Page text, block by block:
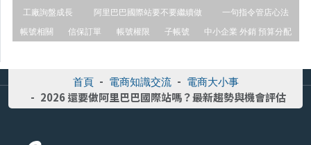
工廠詢盤成長
阿里巴巴國際站要不要繼續做
一句指令管店心法
帳號相關
信保訂單 帳號權限 子帳號 中小企業 外銷 預算分配
首頁 電商知識交流 電商大小事
2026 還要做阿里巴巴國際站嗎？最新趨勢與機會評估